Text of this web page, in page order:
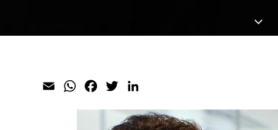
Email WhatsAppFacebook
Twitter